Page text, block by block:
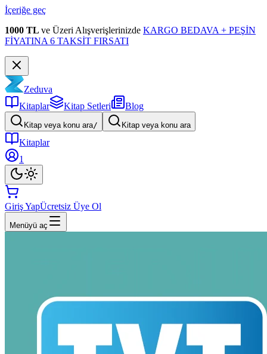
İçeriğe geç
1000 TL ve Üzeri Alışverişlerinizde KARGO BEDAVA + PEŞİN
FİYATINA 6 TAKSİT FIRSATI
Zeduva
Kitaplar
Kitap Setleri Blog
Kitap veya konu ara/ Kitap veya konu ara
Kitaplar
1
Giriş YapÜcretsiz Üye Ol
Menüyü aç